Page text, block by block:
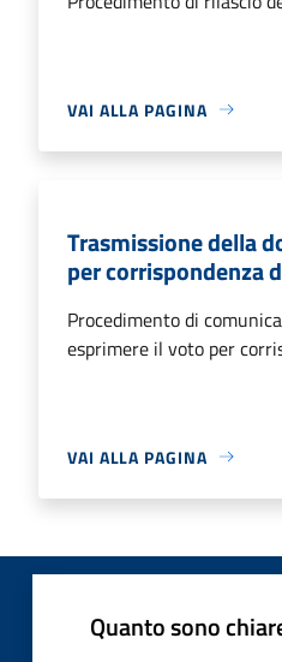
VAI ALLA PAGINA
Trasmissione della
per corrispondenza
Procedimento di
esprimere il voto per
VAI ALLA PAGINA
Quanto sono